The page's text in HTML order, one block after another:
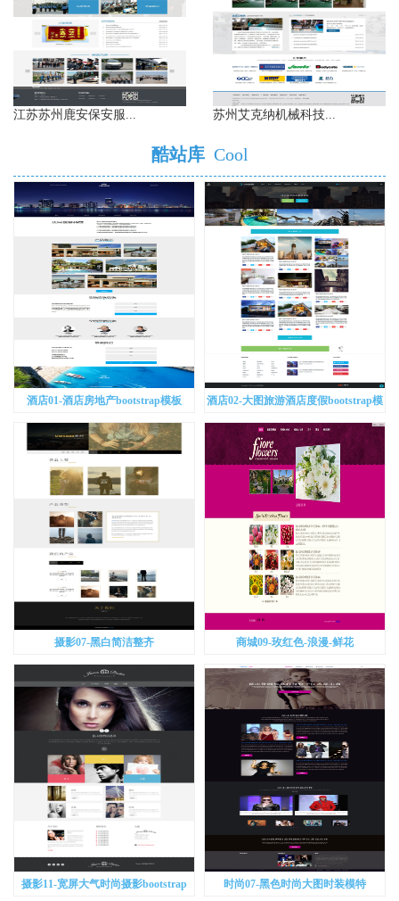
江苏苏州鹿安保安服... 苏州艾克纳机械科技...
酷站库 Cool
酒店01-酒店房地产bootstrap模板
酒店02-大图旅游酒店度假bootstrap模
板
摄影07-黑白简洁整齐 商城09-玫红色-浪漫-鲜花
摄影11-宽屏大气时尚摄影bootstrap
时尚07-黑色时尚大图时装模特